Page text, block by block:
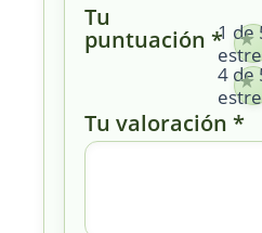
Tu
puntuación *1 de
4 de
Tu valoración *